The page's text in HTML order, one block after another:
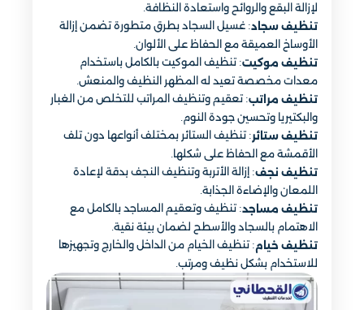
لإزالة البقع والروائح واستعادة النظافة.
تنظيف سجاد: غسيل السجاد بطرق متطورة تضمن إزالة
الأوساخ العميقة مع الحفاظ على الألوان.
تنظيف موكيت: تنظيف الموكيت بالكامل باستخدام
معدات مخصصة تعيد له المظهر النظيف والمنعش.
تنظيف مراتب: تعقيم وتنظيف المراتب للتخلص من الغبار
والبكتيريا وتحسين جودة النوم.
تنظيف ستائر: تنظيف الستائر بمختلف أنواعها دون تلف
الأقمشة مع الحفاظ على شكلها.
تنظيف نجف: إزالة الأتربة وتنظيف النجف بدقة لإعادة
اللمعان والإضاءة الجذابة.
تنظيف مساجد: تنظيف وتعقيم المساجد بالكامل مع
الاهتمام بالسجاد والأسطح لضمان بيئة نقية.
تنظيف خيام: تنظيف الخيام من الداخل والخارج وتجهيزها
للاستخدام بشكل نظيف ومرتب.